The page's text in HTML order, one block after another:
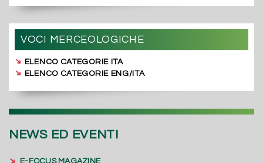
VOCI MERCEOLOGICHE
➔ ELENCO CATEGORIE ITA
➔ ELENCO CATEGORIE ENG/ITA
NEWS ED EVENTI
E-FOCUS MAGAZINE